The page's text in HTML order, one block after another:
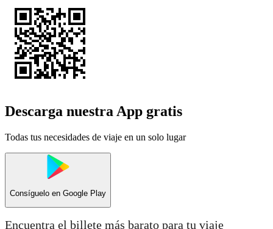
Descarga nuestra App gratis
Todas tus necesidades de viaje en un solo lugar
Consíguelo en Google Play
Encuentra el billete más barato para tu viaje